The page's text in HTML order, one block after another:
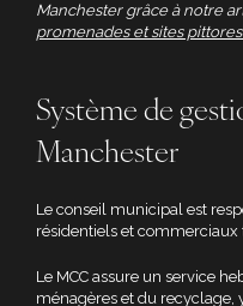
Manchester grâce à notre
promenades et sites
Système de
Manchester
Le conseil municipal est
résidentiels et commerciaux
Le MCC assure un service
ménagères et du recyclage,